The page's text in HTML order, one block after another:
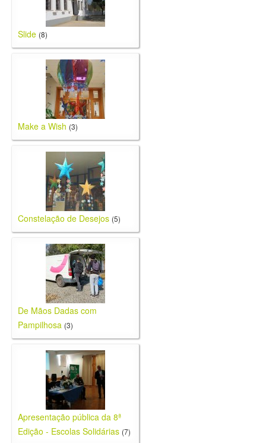
Slide (8)
Make a Wish (3)
Constelação de Desejos (5)
De Mãos Dadas com
Pampilhosa (3)
Apresentação pública da 8ª
Edição - Escolas Solidárias (7)